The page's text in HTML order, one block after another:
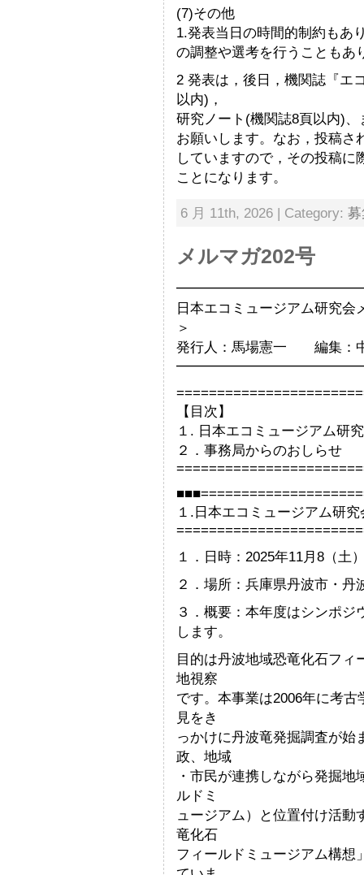
(7)その他
1.発表当日の時間的制約もあ
の調整や選考を行うこともあ
2 発表は，後日，機関誌『エ
以内)，
研究ノート(機関誌8頁以内)
お願いします。なお，投稿さ
していますので，その投稿に
ことになります。
6 月 11th, 2026 | Category:
メルマガ202号
日本エコミュージアム研
＞
発行人：馬場憲一 編集：
【目次】
１. 日本エコミュージアム研
２．事務局からのおしらせ
１.日本エコミュージアム研
１．日時：2025年11月8（土
２．場所：兵庫県丹波市・丹
３．概要：本年度はシンポ
します。
目的は丹波地域恐竜化石フィ
地視察
です。本事業は2006年に考
見をき
っかけに丹波竜発掘調査が始
政、地域
・市民が連携しながら発掘
ルドミ
ュージアム）と位置付け活動
竜化石
フィールドミュージアム構想